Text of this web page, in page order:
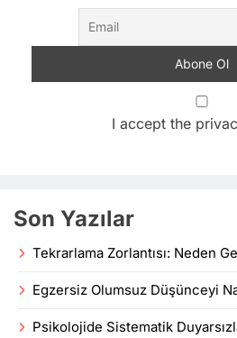
I accept the
Son Yazılar
Tekrarlama Zorlantısı: Neden
Egzersiz Olumsuz Düşünceyi
Psikolojide Sistematik